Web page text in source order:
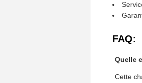
FAQ:
Quelle
Cette